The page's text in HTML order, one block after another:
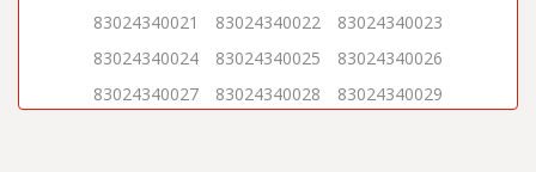
83024340021
83024340022
83024340023
83024340024
83024340025
83024340026
83024340027
83024340028
83024340029